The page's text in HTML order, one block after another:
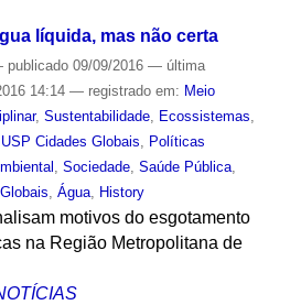
líquida, mas não certa
publicado09/09/2016 — última
14:14 — registrado em: Meio
, Sustentabilidade, Ecossistemas,
Cidades Globais, Políticas
, Sociedade, Saúde Pública,
, Água, History
motivos do esgotamento
na Região Metropolitana de